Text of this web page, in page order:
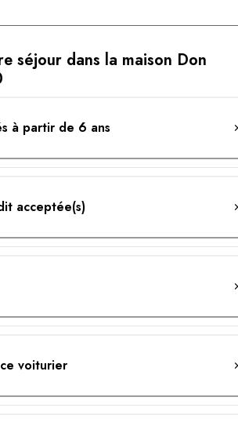
séjour dans la maison Don
à partir de 6 ans
acceptée(s)
voiturier